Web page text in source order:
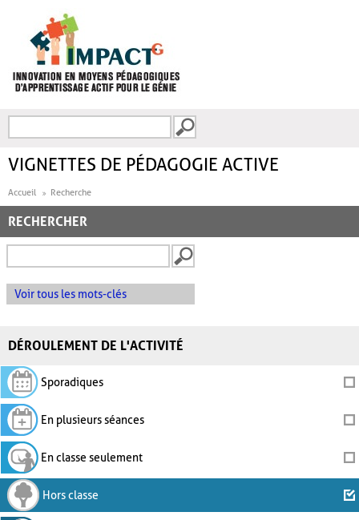
FORMULAIRE DE
VIGNETTES DE PÉDAGOGIE ACTIVE
Accueil Recherche
RECHERCHER
Voir tous les mots-clés
DÉROULEMENT DE L'ACTIVITÉ
Sporadiques
En plusieurs séances
En classe seulement
Hors classe